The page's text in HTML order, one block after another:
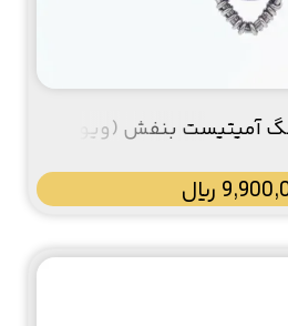
آمیتیست بنفش (ویولا /
Viola)
﷼